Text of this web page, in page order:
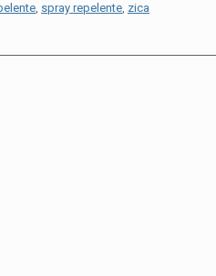
, spray repelente, zica